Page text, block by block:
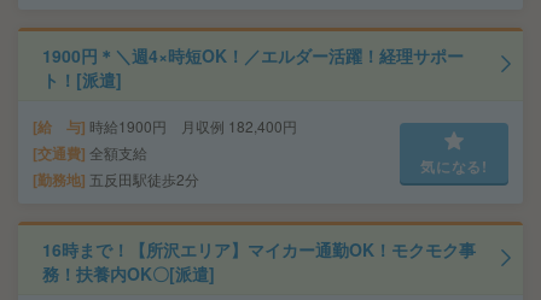
1900円＊＼週4×時短OK！／エルダー活躍！経理サポー
ト！[派遣]
給 与 時給1900円 月収例 182,400円
交通費 全額支給
勤務地 五反田駅徒歩2分
気になる!
16時まで！【所沢エリア】マイカー通勤OK！モクモク事
務！扶養内OK〇[派遣]